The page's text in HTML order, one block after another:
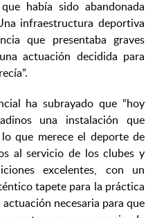
había sido abandonada
infraestructura deportiva
que presentaba graves
actuación decidida para
ha subrayado que “hoy
una instalación que
que merece el deporte de
al servicio de los clubes y
excelentes, con un
tapete para la práctica
necesaria para que